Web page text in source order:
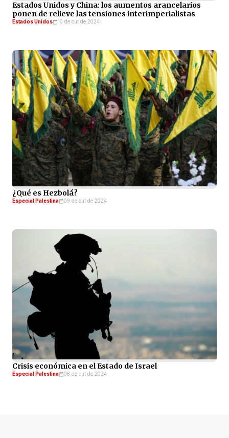
Estados Unidos y China: los aumentos arancelarios
ponen de relieve las tensiones interimperialistas
Estados Unidos 10 de out de 2024
¿Qué es Hezbolá?
Especial Palestina 09 de out de 2024
Crisis económica en el Estado de Israel
Especial Palestina 08 de out de 2024